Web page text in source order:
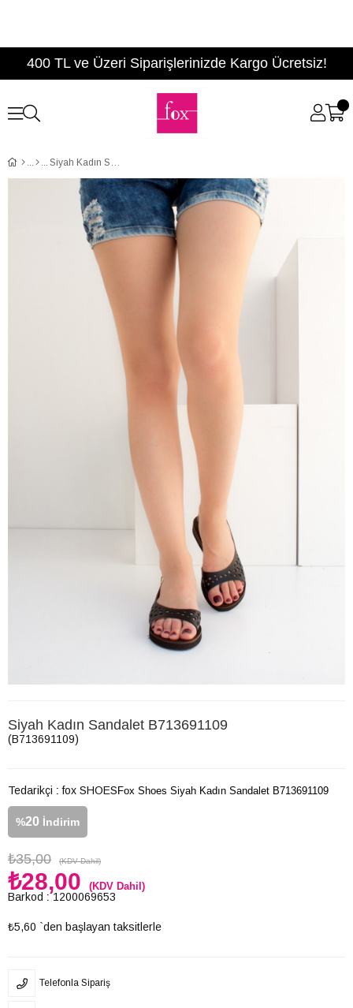
400 TL ve Üzeri Siparişlerinizde Kargo Ücretsiz!
Siyah Kadın Sandalet B713691109
Siyah Kadın Sandalet B713691109
(B713691109)
Tedarikçi : fox SHOES
%20 İndirim
₺35,00 (KDV Dahil)
₺28,00 (KDV Dahil)
Barkod : 1200069653
₺5,60 `den başlayan taksitlerle
Fox Shoes Siyah Kadın Sandalet B713691109
Telefonla Sipariş